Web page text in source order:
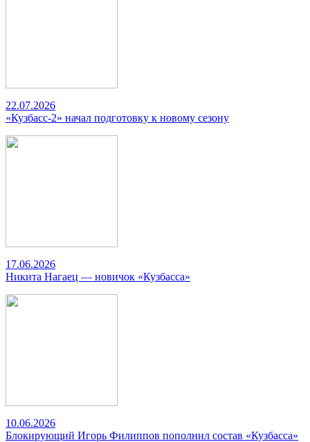
22.07.2026
«Кузбасс-2» начал подготовку к новому сезону
17.06.2026
Никита Нагаец — новичок «Кузбасса»
10.06.2026
Блокирующий Игорь Филиппов пополнил состав «Кузбасса»